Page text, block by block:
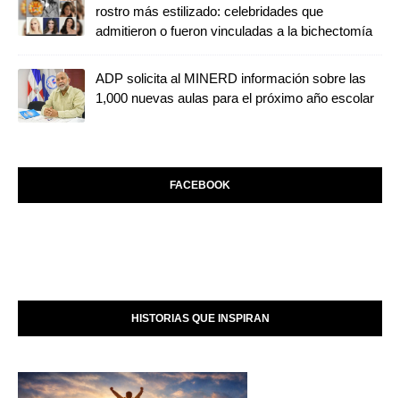
rostro más estilizado: celebridades que
admitieron o fueron vinculadas a la bichectomía
ADP solicita al MINERD información sobre las
1,000 nuevas aulas para el próximo año escolar
FACEBOOK
HISTORIAS QUE INSPIRAN